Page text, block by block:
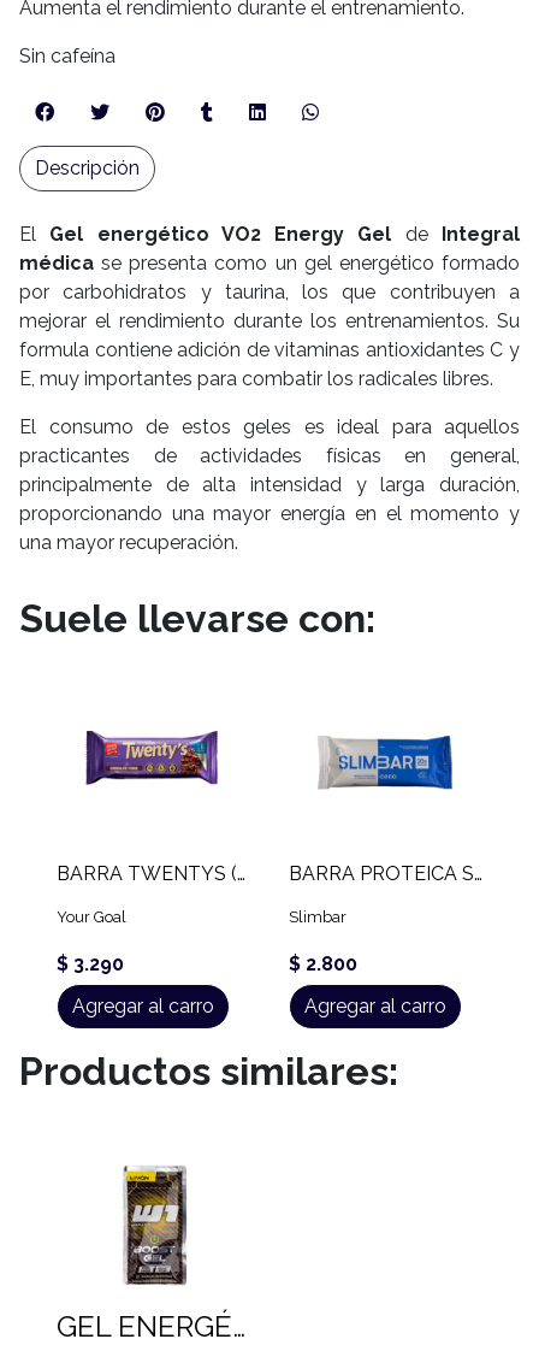
Aumenta el rendimiento durante el entrenamiento.
Sin cafeína
El Gel energético VO2 Energy Gel de Integral
médica se presenta como un gel energético formado
por carbohidratos y taurina, los que contribuyen a
mejorar el rendimiento durante los entrenamientos. Su
formula contiene adición de vitaminas antioxidantes C y
E, muy importantes para combatir los radicales libres.
El consumo de estos geles es ideal para aquellos
practicantes de actividades físicas en general,
principalmente de alta intensidad y larga duración,
proporcionando una mayor energía en el momento y
una mayor recuperación.
Descripción
Suele llevarse con:
BARRA TWENTYS (60 GR)
Your Goal
$ 3.290
Agregar al carro
BARRA PROTEICA SLIMBAR (60 GR)
Slimbar
$ 2.800
Agregar al carro
Productos similares:
GEL ENERGÉTICO W1 (30 GR)